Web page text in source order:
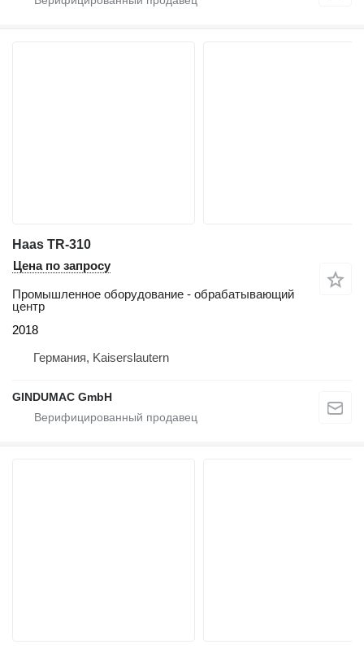
Haas TR-310
Цена по запросу
Промышленное оборудование - обрабатывающий
центр
2018
Германия, Kaiserslautern
GINDUMAC GmbH